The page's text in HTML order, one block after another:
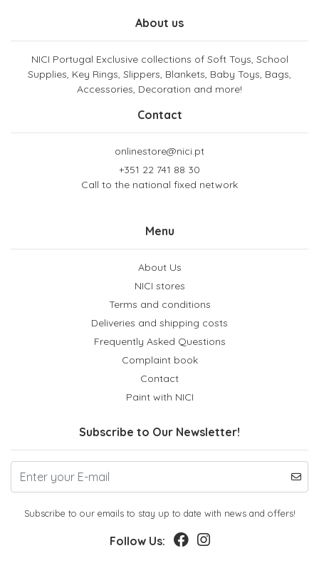
About us
NICI Portugal Exclusive collections of Soft Toys, School
Supplies, Key Rings, Slippers, Blankets, Baby Toys, Bags,
Accessories, Decoration and more!
Contact
onlinestore@nici.pt
+351 22 741 88 30
Call to the national fixed network
Menu
About Us
NICI stores
Terms and conditions
Deliveries and shipping costs
Frequently Asked Questions
Complaint book
Contact
Paint with NICI
Subscribe to Our Newsletter!
Subscribe to our emails to stay up to date with news and offers!
Follow Us: